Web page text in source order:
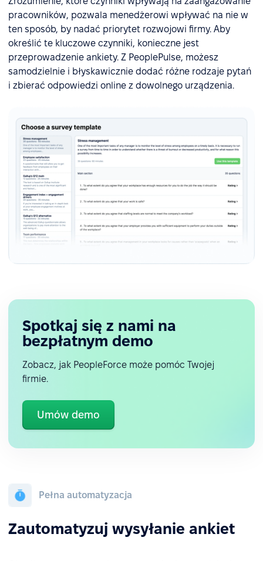
pracowników, pozwala menedżerowi wpływać na nie w
ten sposób, by nadać priorytet rozwojowi firmy. Aby
określić te kluczowe czynniki, konieczne jest
przeprowadzenie ankiety. Z PeoplePulse, możesz
samodzielnie i błyskawicznie dodać różne rodzaje pytań
i zbierać odpowiedzi online z dowolnego urządzenia.
Spotkaj się z nami na
bezpłatnym demo
Zobacz, jak PeopleForce może pomóc Twojej
firmie.
Umów demo
Pełna automatyzacja
Zautomatyzuj wysyłanie ankiet